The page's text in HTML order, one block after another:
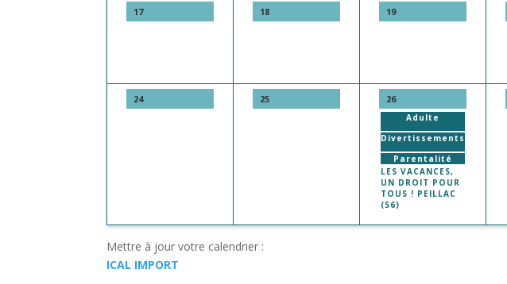
17 18 19
24 25 26
Adulte
Divertissements
Parentalité
LES VACANCES,
UN DROIT POUR
TOUS ! PEILLAC
(56)
Mettre à jour votre calendrier :
ICAL IMPORT